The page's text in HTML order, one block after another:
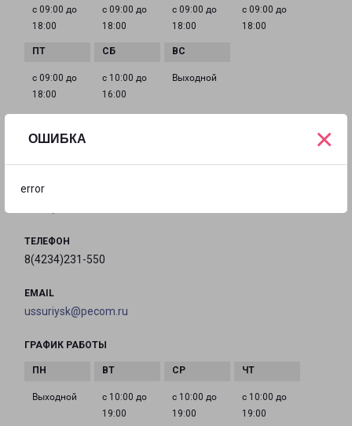
ОШИБКА
error
×
с 09:00 до
18:00
с 09:00 до
18:00
с 09:00 до
18:00
с 09:00 до
18:00
с 09:00 до
18:00
с 10:00 до
16:00
Выходной
ТЕЛЕФОН
8(4234)231-550
EMAIL
ussuriysk@pecom.ru
ГРАФИК РАБОТЫ
Выходной
с 10:00 до
19:00
с 10:00 до
19:00
с 10:00 до
19:00